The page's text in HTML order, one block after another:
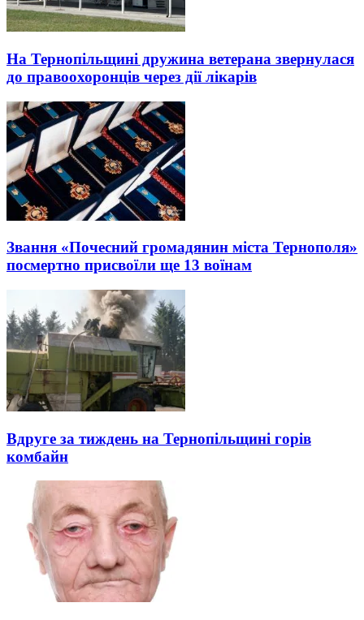
На Тернопільщині дружина ветерана звернулася
до правоохоронців через дії лікарів
Звання «Почесний громадянин міста Тернополя»
посмертно присвоїли ще 13 воїнам
Вдруге за тиждень на Тернопільщині горів
комбайн